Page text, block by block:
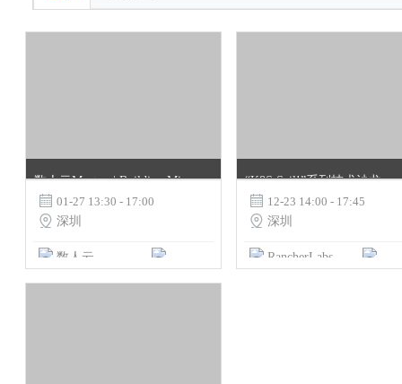
数人云Meetup | Building Microservice NO.1 深圳：Cloud Na
 01-27 13:30 - 17:00
 深圳
数人云
“K8S Sail!”系列技术沙龙 深圳站
 12-23 14:00 - 17:45
 深圳
RancherLabs